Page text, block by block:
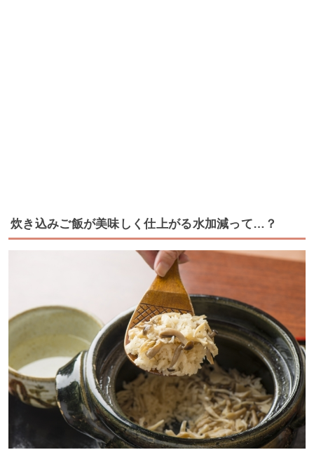
炊き込みご飯が美味しく仕上がる水加減って…？